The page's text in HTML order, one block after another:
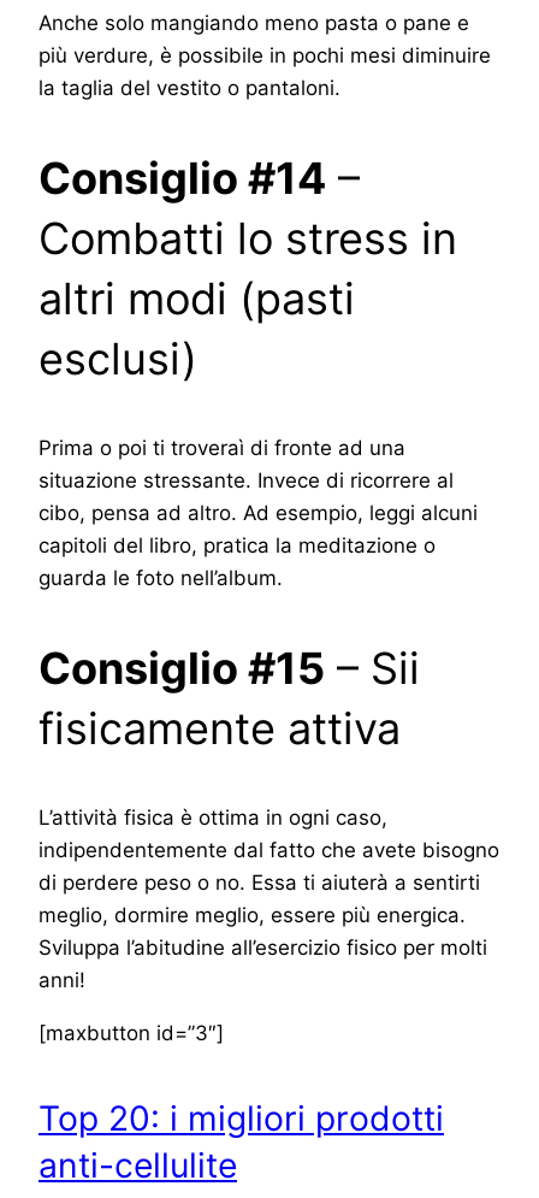
Anche solo mangiando meno pasta o pane e
più verdure, è possibile in pochi mesi diminuire
la taglia del vestito o pantaloni.
Consiglio #14 –
Combatti lo stress in
altri modi (pasti
esclusi)
Prima o poi ti troveraì di fronte ad una
situazione stressante. Invece di ricorrere al
cibo, pensa ad altro. Ad esempio, leggi alcuni
capitoli del libro, pratica la meditazione o
guarda le foto nell’album.
Consiglio #15 – Sii
fisicamente attiva
L’attività fisica è ottima in ogni caso,
indipendentemente dal fatto che avete bisogno
di perdere peso o no. Essa ti aiuterà a sentirti
meglio, dormire meglio, essere più energica.
Sviluppa l’abitudine all’esercizio fisico per molti
anni!
[maxbutton id=”3″]
Top 20: i migliori prodotti
anti-cellulite